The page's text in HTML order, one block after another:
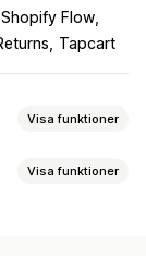
Shopify Flow
Tapcart
Visa funktioner
Visa funktioner